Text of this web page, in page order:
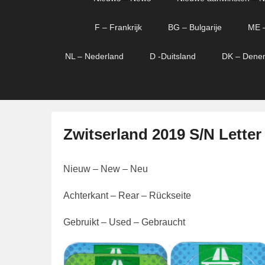
F – Frankrijk BG – Bulgarije ME
NL – Nederland D -Duitsland DK –
Zwitserland 2019 S/N
e
l
a
s
Nieuw – New – Neu
Achterkant – Rear – Rückseite
Gebruikt – Used – Gebraucht